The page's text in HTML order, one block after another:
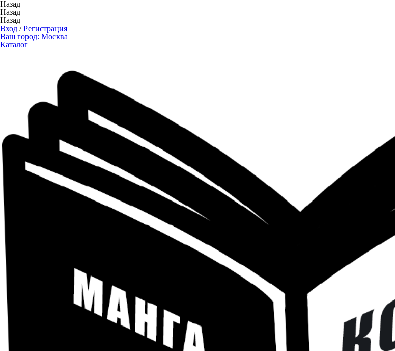
Назад
Назад
Назад
Вход /Регистрация
Ваш город: Москва
Каталог